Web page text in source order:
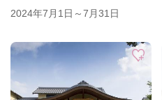
2024年7月1日～7月31日